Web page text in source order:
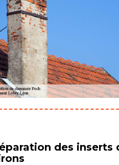
des inserts